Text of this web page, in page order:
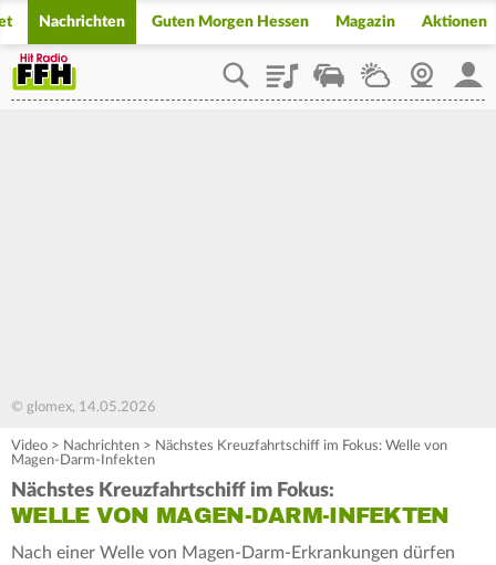
Nachrichten Guten Morgen Hessen Magazin Aktionen
PlaylistStaupilotWetterWebcam
© glomex, 14.05.2026
Video > Nachrichten > Nächstes Kreuzfahrtschiff im Fokus: Welle von
Magen-Darm-Infekten
Nächstes Kreuzfahrtschiff im Fokus:
WELLE VON MAGEN-DARM-INFEKTEN
Nach einer Welle von Magen-Darm-Erkrankungen dürfen